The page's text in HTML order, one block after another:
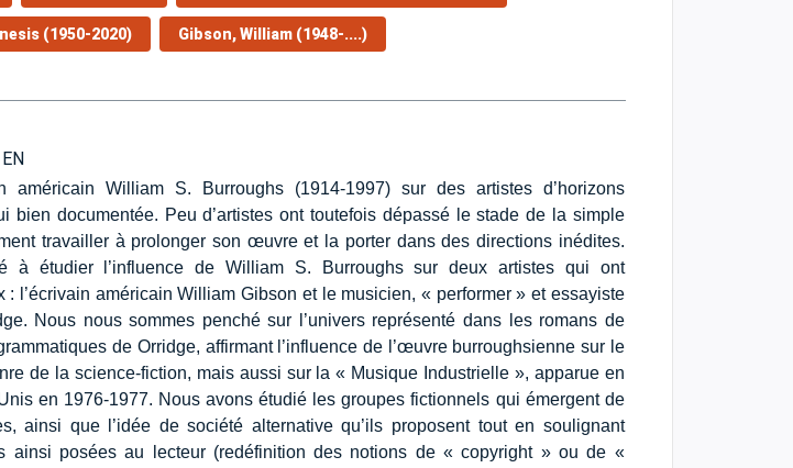
(1950-2020) Gibson, William (1948-....)
EN
américain William S. Burroughs (1914-1997) sur des artistes d’horizons
bien documentée. Peu d’artistes ont toutefois dépassé le stade de la simple
travailler à prolonger son œuvre et la porter dans des directions inédites.
à étudier l’influence de William S. Burroughs sur deux artistes qui ont
: l’écrivain américain William Gibson et le musicien, « performer » et essayiste
Nous nous sommes penché sur l’univers représenté dans les romans de
de Orridge, affirmant l’influence de l’œuvre burroughsienne sur le
de la science-fiction, mais aussi sur la « Musique Industrielle », apparue en
en 1976-1977. Nous avons étudié les groupes fictionnels qui émergent de
ainsi que l’idée de société alternative qu’ils proposent tout en soulignant
ainsi posées au lecteur (redéfinition des notions de « copyright » ou de «